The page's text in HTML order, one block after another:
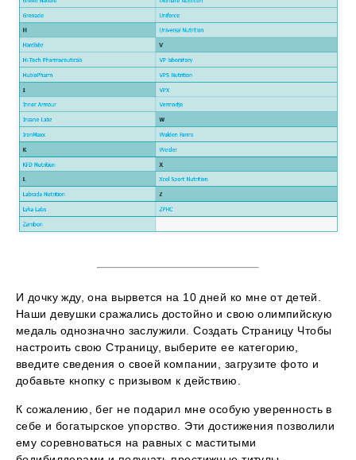
И дочку жду, она вырвется на 10 дней ко мне от детей.
Наши девушки сражались достойно и свою олимпийскую
медаль однозначно заслужили. Создать Страницу Чтобы
настроить свою Страницу, выберите ее категорию,
введите сведения о своей компании, загрузите фото и
добавьте кнопку с призывом к действию.
К сожалению, бег не подарил мне особую уверенность в
себе и богатырское упорство. Эти достижения позволили
ему соревноваться на равных с маститыми